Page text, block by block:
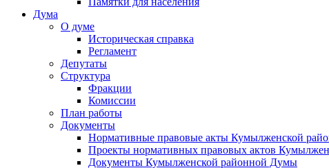
Дума
О думе
Историческая справка
Регламент
Депутаты
Структура
Фракции
Комиссии
План работы
Документы
Нормативные правовые акты Кумылженской
Проекты нормативных правовых актов
Документы Кумылженской районной Думы